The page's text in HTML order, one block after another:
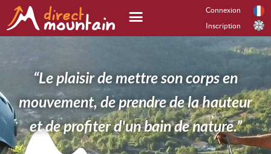
Connexion
Inscription
“Le plaisir de mettre son corps en
mouvement, de prendre de la hauteur
et de profiter d'un bain de nature.”